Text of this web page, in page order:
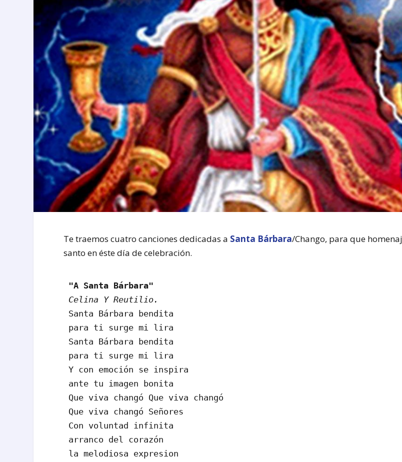
Te traemos cuatro canciones dedicadas a Santa Bárbara/Chango, para que
santo en éste día de celebración.
"A Santa Bárbara"
Celina Y Reutilio.
Santa Bárbara bendita
para ti surge mi lira
Santa Bárbara bendita
para ti surge mi lira
Y con emoción se inspira
ante tu imagen bonita
Que viva changó Que viva changó
Que viva changó Señores
Con voluntad infinita
arranco del corazón
la melodiosa expresion